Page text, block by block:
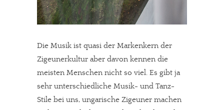
Die Musik ist quasi der Markenkern der
Zigeunerkultur aber davon kennen die
meisten Menschen nicht so viel. Es gibt ja
sehr unterschiedliche Musik- und Tanz-
Stile bei uns, ungarische Zigeuner machen